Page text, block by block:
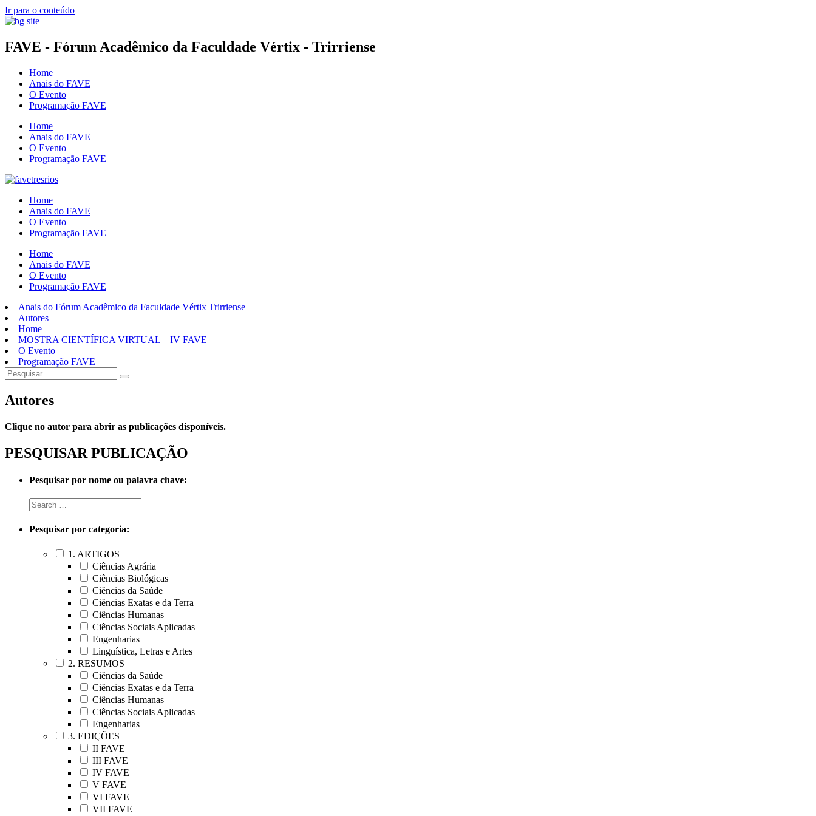
Ir para o conteúdo
FAVE - Fórum Acadêmico da Faculdade Vértix - Trirriense
Home
Anais do FAVE
O Evento
Programação FAVE
Home
Anais do FAVE
O Evento
Programação FAVE
Home
Anais do FAVE
O Evento
Programação FAVE
Home
Anais do FAVE
O Evento
Programação FAVE
Anais do Fórum Acadêmico da Faculdade Vértix Trirriense
Autores
Home
MOSTRA CIENTÍFICA VIRTUAL – IV FAVE
O Evento
Programação FAVE
Autores
Clique no autor para abrir as publicações disponíveis.
PESQUISAR PUBLICAÇÃO
Pesquisar por nome ou palavra chave:
Pesquisar por categoria:
1. ARTIGOS
Ciências Agrária
Ciências Biológicas
Ciências da Saúde
Ciências Exatas e da Terra
Ciências Humanas
Ciências Sociais Aplicadas
Engenharias
Linguística, Letras e Artes
2. RESUMOS
Ciências da Saúde
Ciências Exatas e da Terra
Ciências Humanas
Ciências Sociais Aplicadas
Engenharias
3. EDIÇÕES
II FAVE
III FAVE
IV FAVE
V FAVE
VI FAVE
VII FAVE